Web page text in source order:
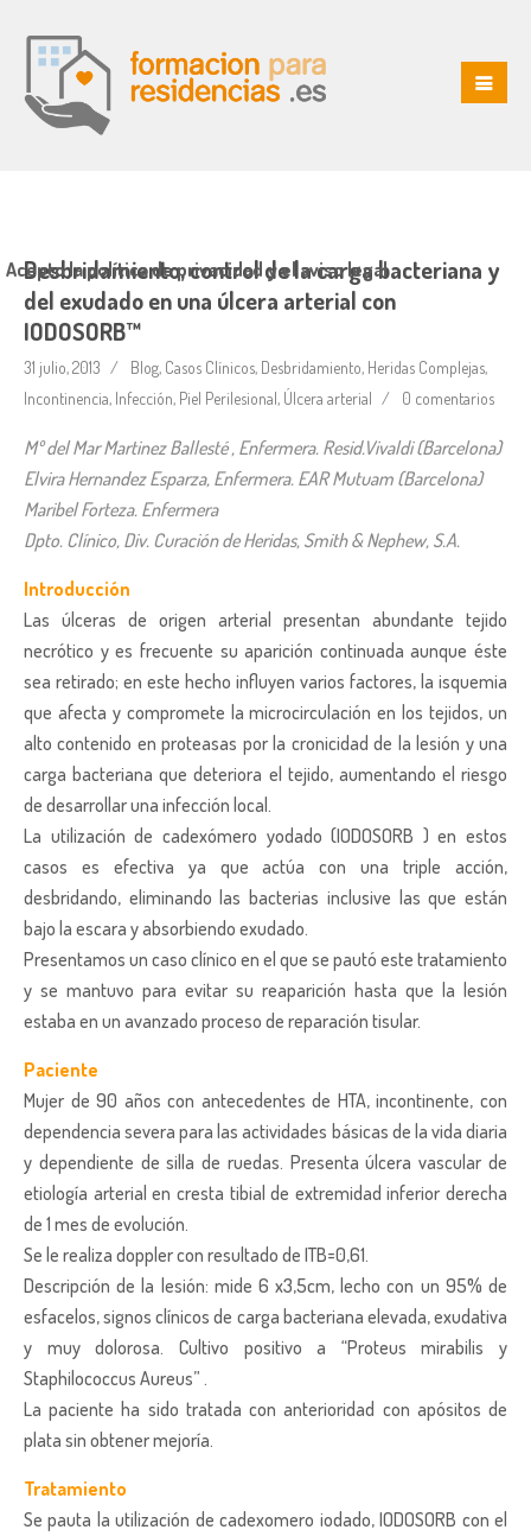
Desbridamiento, control de la carga bacteriana y
del exudado en una úlcera arterial con
IODOSORB™
31 julio, 2013 Blog, Casos Clínicos, Desbridamiento, Heridas Complejas,
Incontinencia, Infección, Piel Perilesional, Úlcera arterial 0 comentarios
Mº del Mar Martinez Ballesté , Enfermera. Resid.Vivaldi (Barcelona)
Elvira Hernandez Esparza, Enfermera. EAR Mutuam (Barcelona)
Maribel Forteza. Enfermera
Dpto. Clínico, Div. Curación de Heridas, Smith & Nephew, S.A.
Introducción
Las úlceras de origen arterial presentan abundante tejido
necrótico y es frecuente su aparición continuada aunque éste
sea retirado; en este hecho influyen varios factores, la isquemia
que afecta y compromete la microcirculación en los tejidos, un
alto contenido en proteasas por la cronicidad de la lesión y una
carga bacteriana que deteriora el tejido, aumentando el riesgo
de desarrollar una infección local.
La utilización de cadexómero yodado (IODOSORB ) en estos
casos es efectiva ya que actúa con una triple acción,
desbridando, eliminando las bacterias inclusive las que están
bajo la escara y absorbiendo exudado.
Presentamos un caso clínico en el que se pautó este tratamiento
y se mantuvo para evitar su reaparición hasta que la lesión
estaba en un avanzado proceso de reparación tisular.
Paciente
Mujer de 90 años con antecedentes de HTA, incontinente, con
dependencia severa para las actividades básicas de la vida diaria
y dependiente de silla de ruedas. Presenta úlcera vascular de
etiología arterial en cresta tibial de extremidad inferior derecha
de 1 mes de evolución.
Se le realiza doppler con resultado de ITB=0,61.
Descripción de la lesión: mide 6 x3,5cm, lecho con un 95% de
esfacelos, signos clínicos de carga bacteriana elevada, exudativa
y muy dolorosa. Cultivo positivo a “Proteus mirabilis y
Staphilococcus Aureus” .
La paciente ha sido tratada con anterioridad con apósitos de
plata sin obtener mejoría.
Tratamiento
Se pauta la utilización de cadexomero iodado, IODOSORB con el
Acepto la política de privacidad y el aviso legal